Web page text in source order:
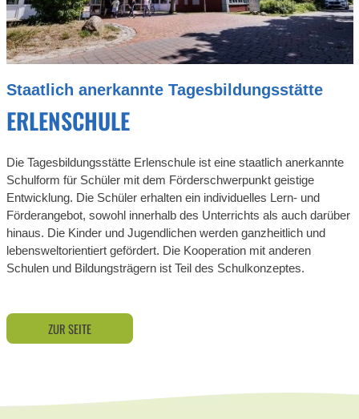
Staatlich anerkannte Tagesbildungsstätte
ERLENSCHULE
Die Tagesbildungsstätte Erlenschule ist eine staatlich anerkannte
Schulform für Schüler mit dem Förderschwerpunkt geistige
Entwicklung. Die Schüler erhalten ein individuelles Lern- und
Förderangebot, sowohl innerhalb des Unterrichts als auch darüber
hinaus. Die Kinder und Jugendlichen werden ganzheitlich und
lebensweltorientiert gefördert. Die Kooperation mit anderen
Schulen und Bildungsträgern ist Teil des Schulkonzeptes.
ZUR SEITE